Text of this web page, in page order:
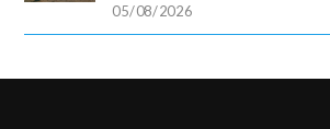
05/08/2026